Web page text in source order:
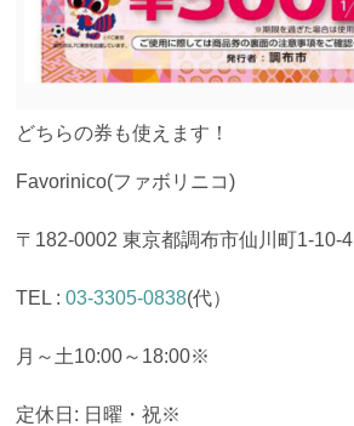
どちらの券も使えます！
Favorinico(ファボリニコ)
〒182-0002 東京都調布市仙川町1-10-4
TEL :03-3305-0838(代）
月～土10:00～18:00※
定休日: 日曜・祝※